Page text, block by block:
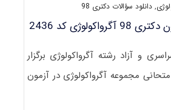
, دانلود سؤالات دکتری 98
کد 2436
دکتری 98 سراسری و آزاد رشته آگرواکولوژی برگزار
مجموعه آگرواکولوژی در آزمون